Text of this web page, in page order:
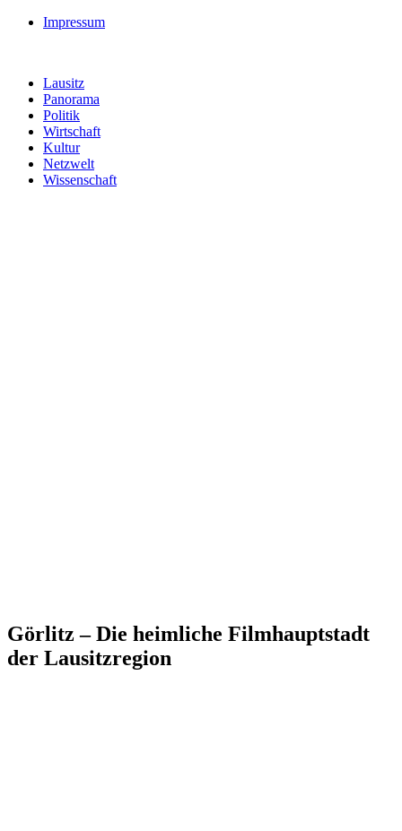
Impressum
Lausitz
Panorama
Politik
Wirtschaft
Kultur
Netzwelt
Wissenschaft
Görlitz – Die heimliche Filmhauptstadt
der Lausitzregion